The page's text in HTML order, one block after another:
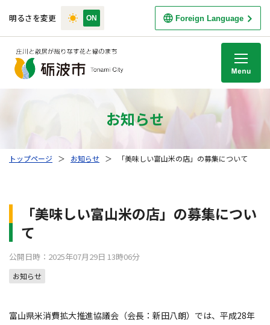
明るさを変更 Foreign Language
お知らせ
トップページ ＞ お知らせ ＞ 「美味しい富山米の店」の募集について
「美味しい富山米の店」の募集につい
て
公開日時：2025年07月29日 13時06分
お知らせ
富山県米消費拡大推進協議会（会長：新田八朗）では、平成28年